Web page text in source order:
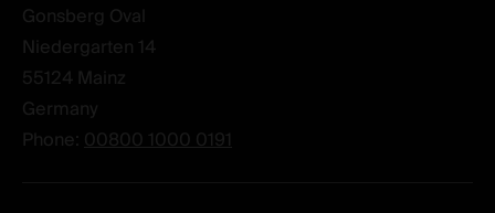
Gonsberg Oval
Niedergarten 14
55124 Mainz
Germany
Phone: 00800 1000 0191